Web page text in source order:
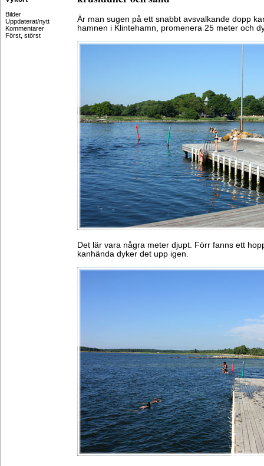
Bilder
Uppdaterat/nytt
Kommentarer
Först, störst
Är man sugen på ett snabbt avsvalkande dopp
hamnen i Klintehamn, promenera 25 meter och
Det lär vara några meter djupt. Förr fanns ett
kanhända dyker det upp igen.